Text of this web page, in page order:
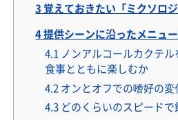
3 覚えておきたい「ミクソロ
4提供シーンに沿ったメニュ
4.1 ノンアルコールカクテル
食事とともに楽しむか
4.2 オンとオフでの嗜好の変
4.3 どのくらいのスピード